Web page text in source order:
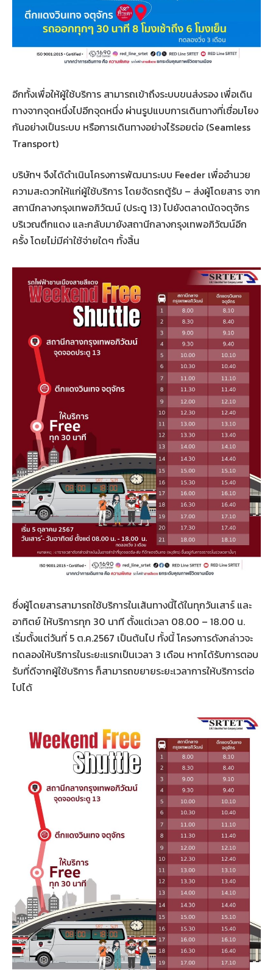
อีกทั้งเพื่อให้ผู้ใช้บริการ สามารถเข้าถึงระบบขนส่งรอง เพื่อเดิน
ทางจากจุดหนึ่งไปอีกจุดหนึ่ง ผ่านรูปแบบการเดินทางที่เชื่อมโยง
กันอย่างเป็นระบบ หรือการเดินทางอย่างไร้รอยต่อ (Seamless
Transport)
บริษัทฯ จึงได้ดำเนินโครงการพัฒนาระบบ Feeder เพื่ออำนวย
ความสะดวกให้แก่ผู้ใช้บริการ โดยจัดรถตู้รับ – ส่งผู้โดยสาร จาก
สถานีกลางกรุงเทพอภิวัฒน์ (ประตู 13) ไปยังตลาดนัดจตุจักร
บริเวณตึกแดง และกลับมายังสถานีกลางกรุงเทพอภิวัฒน์อีก
ครั้ง โดยไม่มีค่าใช้จ่ายใดๆ ทั้งสิ้น
ซึ่งผู้โดยสารสามารถใช้บริการในเส้นทางนี้ได้ในทุกวันเสาร์ และ
อาทิตย์ ให้บริการทุก 30 นาที ตั้งแต่เวลา 08.00 – 18.00 น.
เริ่มตั้งแต่วันที่ 5 ต.ค.2567 เป็นต้นไป ทั้งนี้ โครงการดังกล่าวจะ
ทดลองให้บริการในระยะแรกเป็นเวลา 3 เดือน หากได้รับการตอบ
รับที่ดีจากผู้ใช้บริการ ก็สามารถขยายระยะเวลาการให้บริการต่อ
ไปได้